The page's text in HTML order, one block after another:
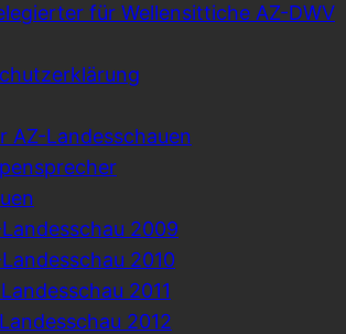
für Wellensittiche AZ-DWV
AZ-Landesschauen
2009
2010
2011
2012